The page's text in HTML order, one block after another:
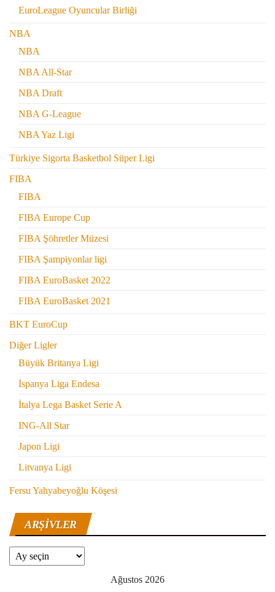
EuroLeague Oyuncular Birliği
NBA
NBA
NBA All-Star
NBA Draft
NBA G-League
NBA Yaz Ligi
Türkiye Sigorta Basketbol Süper Ligi
FIBA
FIBA
FIBA Europe Cup
FIBA Şöhretler Müzesi
FIBA Şampiyonlar ligi
FIBA EuroBasket 2022
FIBA EuroBasket 2021
BKT EuroCup
Diğer Ligler
Büyük Britanya Ligi
İspanya Liga Endesa
İtalya Lega Basket Serie A
ING-All Star
Japon Ligi
Litvanya Ligi
Fersu Yahyabeyoğlu Köşesi
ARŞIVLER
Arşivler
Ağustos 2026